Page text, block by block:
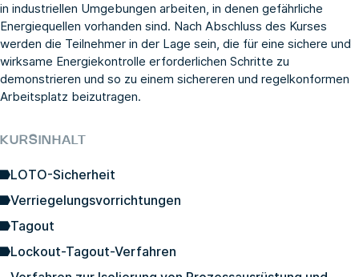
in industriellen Umgebungen arbeiten, in denen gefährliche
Energiequellen vorhanden sind. Nach Abschluss des Kurses
werden die Teilnehmer in der Lage sein, die für eine sichere und
wirksame Energiekontrolle erforderlichen Schritte zu
demonstrieren und so zu einem sichereren und regelkonformen
Arbeitsplatz beizutragen.
KURSINHALT
LOTO-Sicherheit
Verriegelungsvorrichtungen
Tagout
Lockout-Tagout-Verfahren